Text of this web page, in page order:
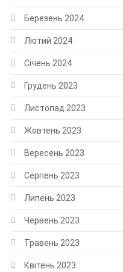
Березень 2024
Лютий 2024
Січень 2024
Грудень 2023
Листопад 2023
Жовтень 2023
Вересень 2023
Серпень 2023
Липень 2023
Червень 2023
Травень 2023
Квітень 2023